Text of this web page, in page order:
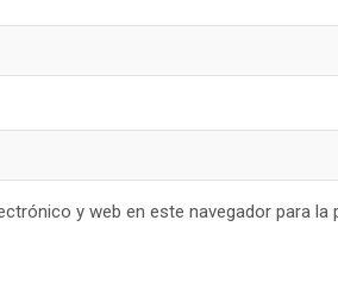
y web en este navegador para la